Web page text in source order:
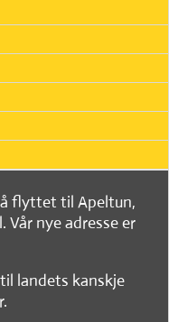
flyttet til Apeltun,
Vår nye adresse er
landets kanskje